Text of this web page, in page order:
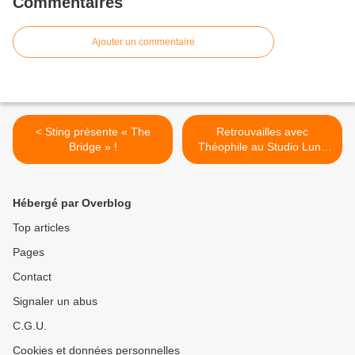
Ajouter un commentaire
< Sting présente « The
Bridge » !
Retrouvailles avec
Théophile au Studio Luna
Rossa à l’occasion de la
Hébergé par Overblog
Top articles
Pages
Contact
Signaler un abus
C.G.U.
Cookies et données personnelles